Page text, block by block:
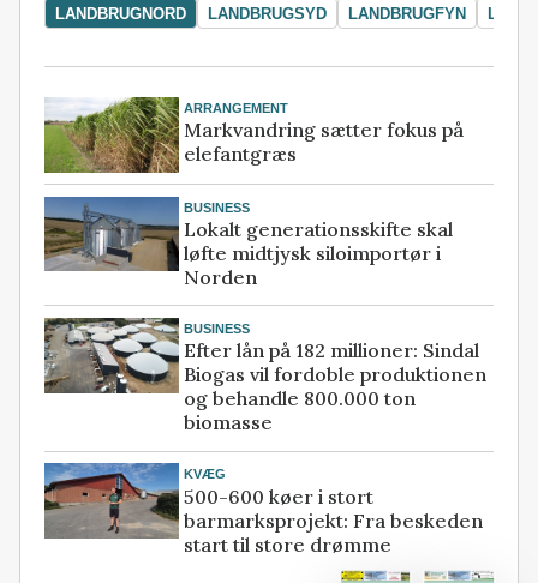
LANDBRUGNORD LANDBRUGSYD LANDBRUGFYN
ARRANGEMENT
Markvandring sætter fokus på
elefantgræs
BUSINESS
Lokalt generationsskifte skal
løfte midtjysk siloimportør i
Norden
BUSINESS
Efter lån på 182 millioner: Sindal
Biogas vil fordoble produktionen
og behandle 800.000 ton
biomasse
KVÆG
500-600 køer i stort
barmarksprojekt: Fra beskeden
start til store drømme